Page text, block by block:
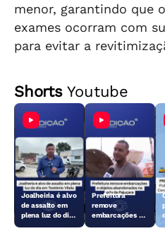
menor, garantindo que
exames ocorram com
para evitar a
ShortsYoutube
Joalheiria é alvo
de assalto em
plena luz do dia
Prefeitura
remove
embarcações e